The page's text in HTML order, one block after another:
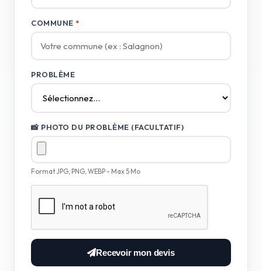
COMMUNE *
PROBLÈME
📸 PHOTO DU PROBLÈME (FACULTATIF)
Format JPG, PNG, WEBP - Max 5 Mo
Recevoir mon devis